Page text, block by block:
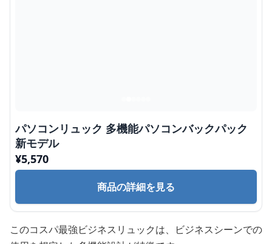
パソコンリュック 多機能パソコンバックパック
新モデル
¥5,570
商品の詳細を見る
このコスパ最強ビジネスリュックは、ビジネスシーンでの